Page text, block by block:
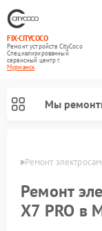
FIX-CITYCOCO
Ремонт устройств CityCoco
Специализированный
cервисный центр г.
Мурманск
Мы
Ремонт
Ремонт
X7 PRO в